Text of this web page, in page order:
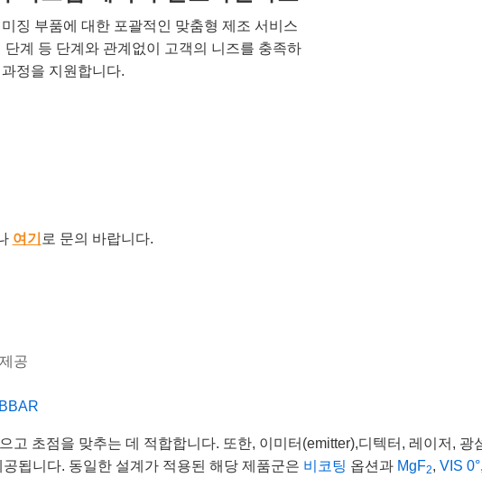
징 부품에 대한 포괄적인 맞춤형 제조 서비스
계 등 단계와 관계없이 고객의 니즈를 충족하
정을 지원합니다.
여기 로 문의 바랍니다.
공
초점을 맞추는 데 적합합니다. 또한, 이미터(emitter),디텍터, 레이저, 광
됩니다. 동일한 설계가 적용된 해당 제품군은 비코팅 옵션과 MgF2, VIS 0°,